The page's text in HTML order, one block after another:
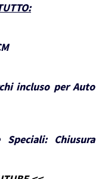
:
incluso per Auto
Speciali:
Chiusura